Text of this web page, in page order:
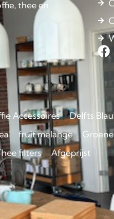
thee en
Accessoires Delfts
fruit melange
filters Afgeprijst